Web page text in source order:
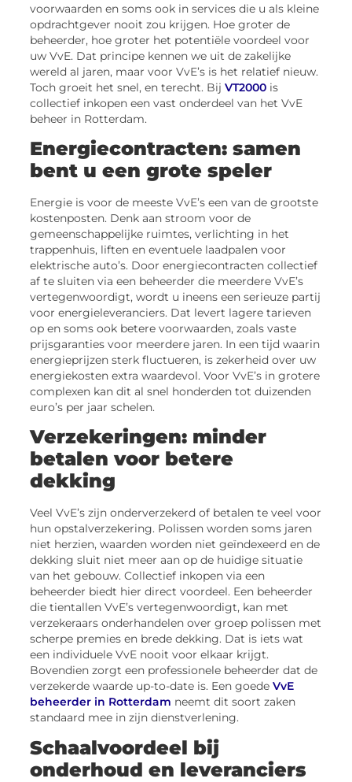
voorwaarden en soms ook in services die u als kleine
opdrachtgever nooit zou krijgen. Hoe groter de
beheerder, hoe groter het potentiële voordeel voor
uw VvE. Dat principe kennen we uit de zakelijke
wereld al jaren, maar voor VvE’s is het relatief nieuw.
Toch groeit het snel, en terecht. Bij VT2000 is
collectief inkopen een vast onderdeel van het VvE
beheer in Rotterdam.
Energiecontracten: samen
bent u een grote speler
Energie is voor de meeste VvE’s een van de grootste
kostenposten. Denk aan stroom voor de
gemeenschappelijke ruimtes, verlichting in het
trappenhuis, liften en eventuele laadpalen voor
elektrische auto’s. Door energiecontracten collectief
af te sluiten via een beheerder die meerdere VvE’s
vertegenwoordigt, wordt u ineens een serieuze partij
voor energieleveranciers. Dat levert lagere tarieven
op en soms ook betere voorwaarden, zoals vaste
prijsgaranties voor meerdere jaren. In een tijd waarin
energieprijzen sterk fluctueren, is zekerheid over uw
energiekosten extra waardevol. Voor VvE’s in grotere
complexen kan dit al snel honderden tot duizenden
euro’s per jaar schelen.
Verzekeringen: minder
betalen voor betere
dekking
Veel VvE’s zijn onderverzekerd of betalen te veel voor
hun opstalverzekering. Polissen worden soms jaren
niet herzien, waarden worden niet geïndexeerd en de
dekking sluit niet meer aan op de huidige situatie
van het gebouw. Collectief inkopen via een
beheerder biedt hier direct voordeel. Een beheerder
die tientallen VvE’s vertegenwoordigt, kan met
verzekeraars onderhandelen over groep polissen met
scherpe premies en brede dekking. Dat is iets wat
een individuele VvE nooit voor elkaar krijgt.
Bovendien zorgt een professionele beheerder dat de
verzekerde waarde up-to-date is. Een goede VvE
beheerder in Rotterdam neemt dit soort zaken
standaard mee in zijn dienstverlening.
Schaalvoordeel bij
onderhoud en leveranciers